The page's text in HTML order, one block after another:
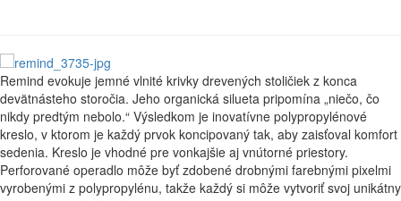
Remind evokuje jemné vlnité krivky drevených stoličiek z konca
devätnásteho storočia. Jeho organická silueta pripomína „niečo, čo
nikdy predtým nebolo.“ Výsledkom je inovatívne polypropylénové
kreslo, v ktorom je každý prvok koncipovaný tak, aby zaisťoval komfort
sedenia. Kreslo je vhodné pre vonkajšie aj vnútorné priestory.
Perforované operadlo môže byť zdobené drobnými farebnými pixelmi
vyrobenými z polypropylénu, takže každý si môže vytvoriť svoj unikátny